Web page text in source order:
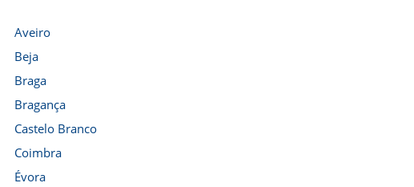
Aveiro
Beja
Braga
Bragança
Castelo Branco
Coimbra
Évora